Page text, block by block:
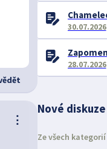
⋮
30.07.2026
28.07.2026
Nové diskuze
Ze všech kategorií